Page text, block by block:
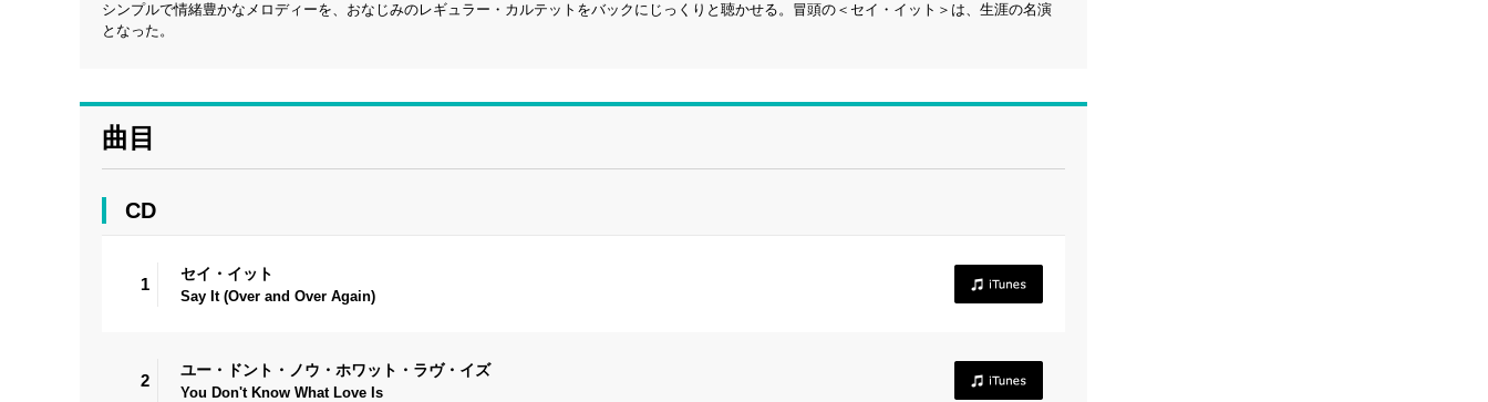
シンプルで情緒豊かなメロディーを、おなじみのレギュラー・カルテットをバックにじっくりと聴かせる。冒頭の＜セイ・イット＞は、生涯の名演
となった。
曲目
CD
1
セイ・イット
Say It (Over and Over Again)
2
ユー・ドント・ノウ・ホワット・ラヴ・イズ
You Don't Know What Love Is